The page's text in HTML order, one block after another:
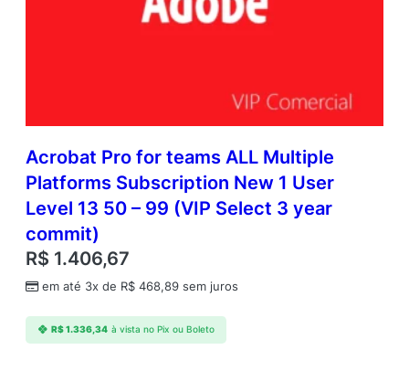
Acrobat Pro for teams ALL Multiple
Platforms Subscription New 1 User
Level 13 50 – 99 (VIP Select 3 year
commit)
R$ 1.406,67
em até 3x de R$ 468,89 sem juros
R$1.336,34 à vista no Pix ou Boleto